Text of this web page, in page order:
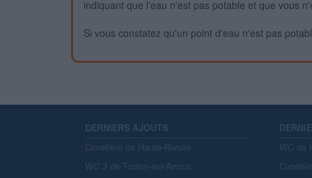
indiquant que l'eau n'est pas potable et que vous
Si vous constatez qu'un point d'eau n'est pas
DERNIERS AJOUTS
Cimetière de Haute-Rivoire
WC 3 de Toulon-sur-Arroux
WC de